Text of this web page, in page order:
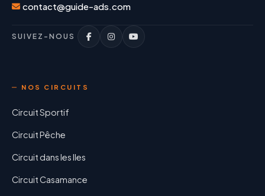
contact@guide-ads.com
SUIVEZ-NOUS
NOS CIRCUITS
Circuit Sportif
Circuit Pêche
Circuit dans les Iles
Circuit Casamance